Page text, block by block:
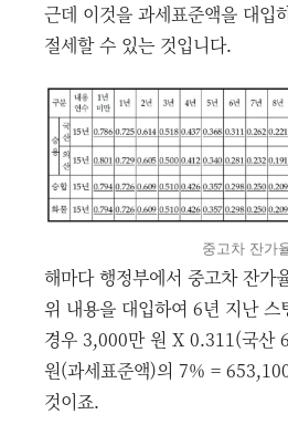
근데 이것을 과세표준액을 대입
절세할 수 있는 것입니다.
중고차 잔가
해마다 행정부에서 중고차 잔가
위 내용을 대입하여 6년 지난 스
경우 3,000만 원 X 0.311(국산
원(과세표준액)의 7% =
것이죠.